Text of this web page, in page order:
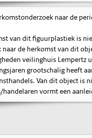
naar de
van dit figuurplastiek is
naar de herkomst van dit
veilinghuis Lempertz
grootschalig heeft
Van dit object is
handelaren vormt een